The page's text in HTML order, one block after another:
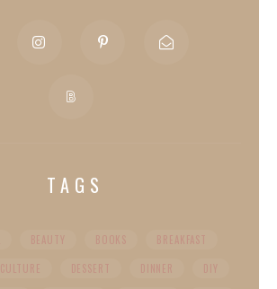
TAGS
BEAUTY BOOKS
BREAKFAST
CULTURE DESSERT DINNER
DIY